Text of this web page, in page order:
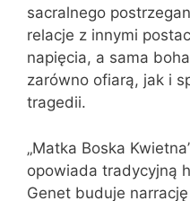
sacralnego
relacje z innymi
napięcia, a sama
zarówno ofiarą, jak i
tragedii.
„Matka Boska
opowiada tradycyjną
Genet buduje